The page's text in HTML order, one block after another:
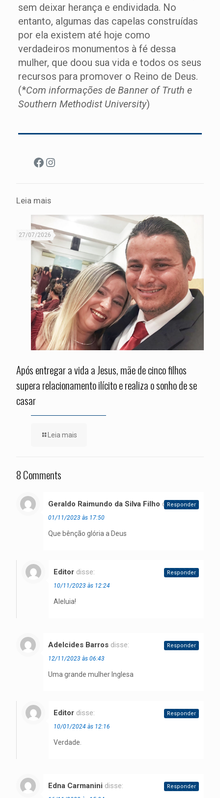
sem deixar herança e endividada. No
entanto, algumas das capelas construídas
por ela existem até hoje como
verdadeiros monumentos à fé dessa
mulher, que doou sua vida e todos os seus
recursos para promover o Reino de Deus.
(*Com informações de Banner of Truth e
Southern Methodist University)
Facebook
Instagram
Leia mais
27/07/2026
Após entregar a vida a Jesus, mãe de cinco filhos
supera relacionamento ilícito e realiza o sonho de se
casar
Leia mais
8 Comments
Geraldo Raimundo da Silva Filho disse:
01/11/2023 às 17:50
Que bênção glória a Deus
Responder
Editor disse:
10/11/2023 às 12:24
Aleluia!
Responder
Adelcides Barros disse:
12/11/2023 às 06:43
Uma grande mulher Inglesa
Responder
Editor disse:
10/01/2024 às 12:16
Verdade.
Responder
Edna Carmanini disse: Responder